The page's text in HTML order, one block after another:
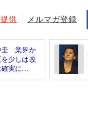
供 メルマガ登録
圭 業界か
少しは改
実に...